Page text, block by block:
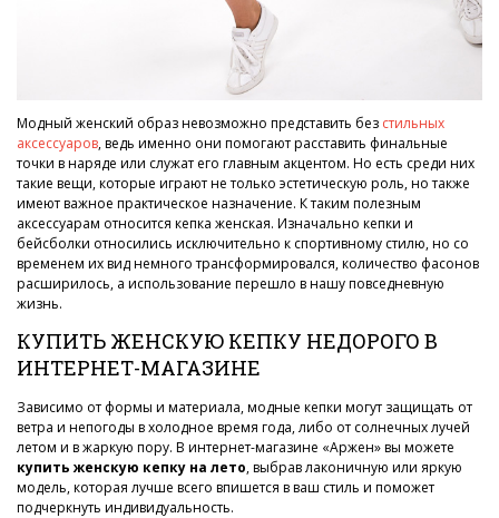
Модный женский образ невозможно представить без стильных
аксессуаров, ведь именно они помогают расставить финальные
точки в наряде или служат его главным акцентом. Но есть среди них
такие вещи, которые играют не только эстетическую роль, но также
имеют важное практическое назначение. К таким полезным
аксессуарам относится кепка женская. Изначально кепки и
бейсболки относились исключительно к спортивному стилю, но со
временем их вид немного трансформировался, количество фасонов
расширилось, а использование перешло в нашу повседневную
жизнь.
КУПИТЬ ЖЕНСКУЮ КЕПКУ НЕДОРОГО В
ИНТЕРНЕТ-МАГАЗИНЕ
Зависимо от формы и материала, модные кепки могут защищать от
ветра и непогоды в холодное время года, либо от солнечных лучей
летом и в жаркую пору. В интернет-магазине «Аржен» вы можете
купить женскую кепку на лето, выбрав лаконичную или яркую
модель, которая лучше всего впишется в ваш стиль и поможет
подчеркнуть индивидуальность.